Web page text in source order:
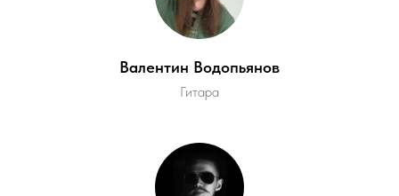
Валентин Водопьянов
Гитара